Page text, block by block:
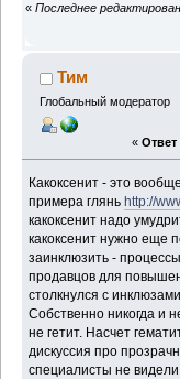
« Последнее
Тим
Глобальный модератор
« Ответ
Какоксенит - это
примера гляньhttp://
какоксенит надо
какоксенит нужно еще
заинклюзить -
продавцов для
столкнулся с
Собственно никогда и
не гетит. Насчет
дискуссия про
специалисты не